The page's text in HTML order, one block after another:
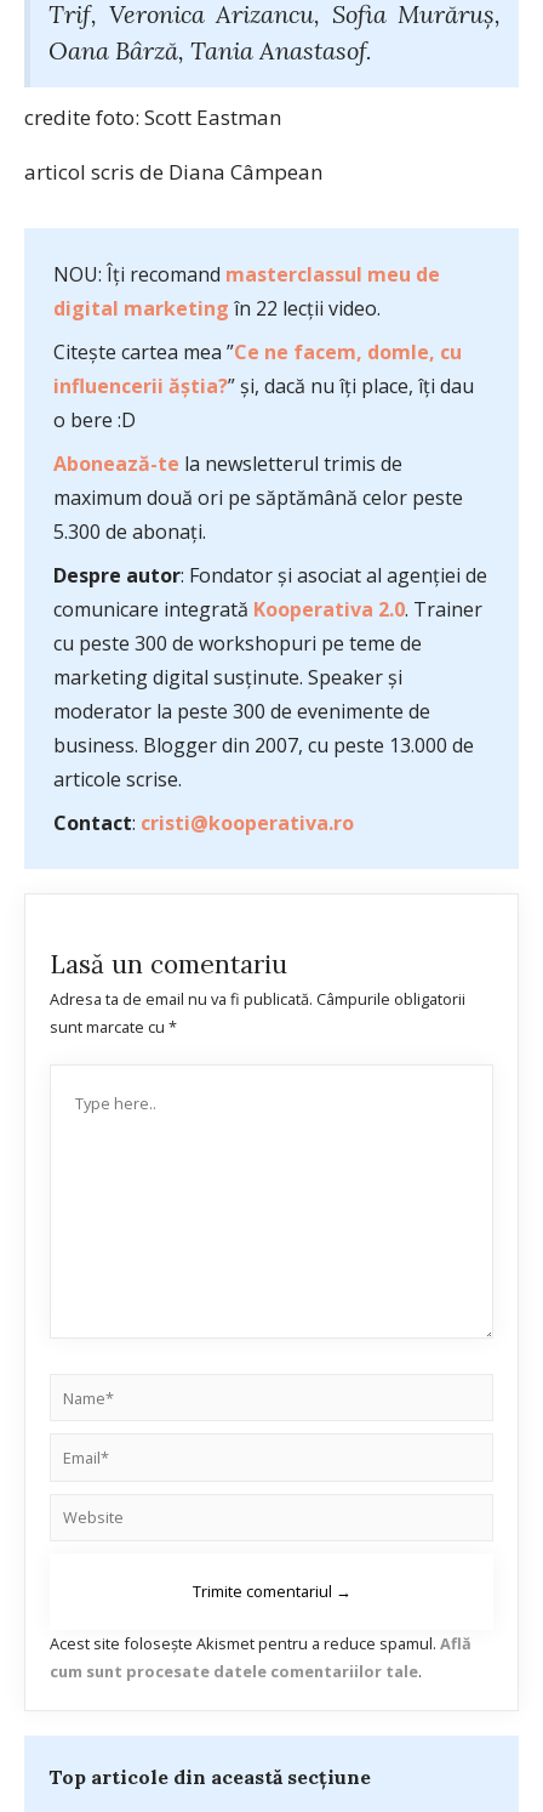
Trif, Veronica Arizancu, Sofia Murăruş,
Oana Bârză, Tania Anastasof.
credite foto: Scott Eastman
articol scris de Diana Câmpean
NOU: Îți recomand masterclassul meu de
digital marketing în 22 lecții video.
Citește cartea mea ”Ce ne facem, domle, cu
influencerii ăștia?” și, dacă nu îți place, îți dau
o bere :D
Abonează-te la newsletterul trimis de
maximum două ori pe săptămână celor peste
5.300 de abonați.
Despre autor: Fondator și asociat al agenției de
comunicare integrată Kooperativa 2.0. Trainer
cu peste 300 de workshopuri pe teme de
marketing digital susținute. Speaker și
moderator la peste 300 de evenimente de
business. Blogger din 2007, cu peste 13.000 de
articole scrise.
Contact: cristi@kooperativa.ro
Lasă un comentariu
Adresa ta de email nu va fi publicată. Câmpurile obligatorii
sunt marcate cu *
Acest site folosește Akismet pentru a reduce spamul. Află
cum sunt procesate datele comentariilor tale.
Top articole din această secțiune